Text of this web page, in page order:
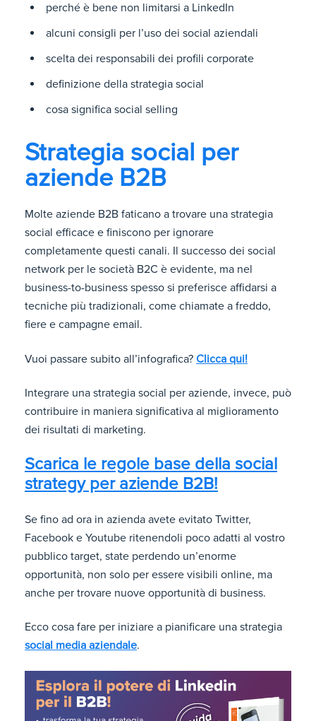
perché è bene non limitarsi a LinkedIn
alcuni consigli per l’uso dei social aziendali
scelta dei responsabili dei profili corporate
definizione della strategia social
cosa significa social selling
Strategia social per
aziende B2B
Molte aziende B2B faticano a trovare una strategia
social efficace e finiscono per ignorare
completamente questi canali. Il successo dei social
network per le società B2C è evidente, ma nel
business-to-business spesso si preferisce affidarsi a
tecniche più tradizionali, come chiamate a freddo,
fiere e campagne email.
Vuoi passare subito all’infografica? Clicca qui!
Integrare una strategia social per aziende, invece, può
contribuire in maniera significativa al miglioramento
dei risultati di marketing.
Scarica le regole base della social
strategy per aziende B2B!
Se fino ad ora in azienda avete evitato Twitter,
Facebook e Youtube ritenendoli poco adatti al vostro
pubblico target, state perdendo un’enorme
opportunità, non solo per essere visibili online, ma
anche per trovare nuove opportunità di business.
Ecco cosa fare per iniziare a pianificare una strategia
social media aziendale.